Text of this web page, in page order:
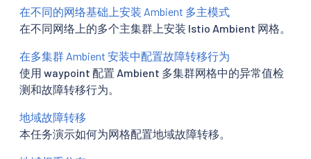
在不同的网络基础上安装 Ambient 多主模式
在不同网络上的多个主集群上安装 Istio Ambient 网格。
在多集群 Ambient 安装中配置故障转移行为
使用 waypoint 配置 Ambient 多集群网格中的异常值检
测和故障转移行为。
地域故障转移
本任务演示如何为网格配置地域故障转移。